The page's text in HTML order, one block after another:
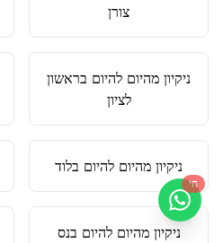
צורן
ניקיון מהיום להיום בראשון
לציון
ניקיון מהיום להיום בלוד
ניקיון מהיום להיום בנס
חי